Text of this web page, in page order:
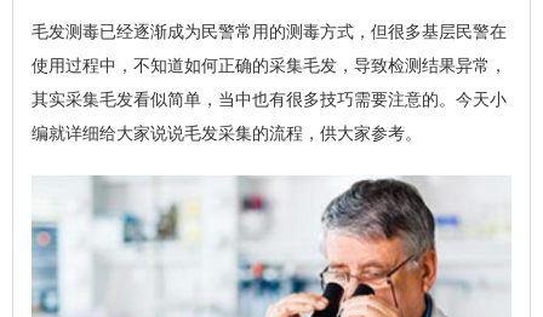
毛发测毒已经逐渐成为民警常用的测毒方式，但很多基层民警在
使用过程中，不知道如何正确的采集毛发，导致检测结果异常，
其实采集毛发看似简单，当中也有很多技巧需要注意的。今天小
编就详细给大家说说毛发采集的流程，供大家参考。